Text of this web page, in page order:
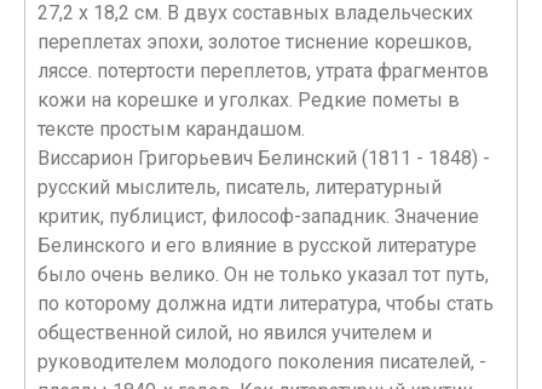
27,2 х 18,2 см. В двух составных владельческих
переплетах эпохи, золотое тиснение корешков,
ляссе. потертости переплетов, утрата фрагментов
кожи на корешке и уголках. Редкие пометы в
тексте простым карандашом.
Виссарион Григорьевич Белинский (1811 - 1848) -
русский мыслитель, писатель, литературный
критик, публицист, философ-западник. Значение
Белинского и его влияние в русской литературе
было очень велико. Он не только указал тот путь,
по которому должна идти литература, чтобы стать
общественной силой, но явился учителем и
руководителем молодого поколения писателей, -